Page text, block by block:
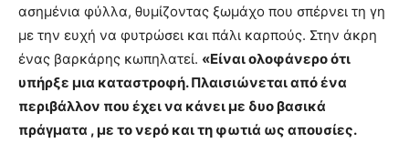
ασημένια φύλλα, θυμίζοντας ξωμάχο που σπέρνει τη γη
με την ευχή να φυτρώσει και πάλι καρπούς. Στην άκρη
ένας βαρκάρης κωπηλατεί. «Είναι ολοφάνερο ότι
υπήρξε μια καταστροφή. Πλαισιώνεται από ένα
περιβάλλον που έχει να κάνει με δυο βασικά
πράγματα , με το νερό και τη φωτιά ως απουσίες.